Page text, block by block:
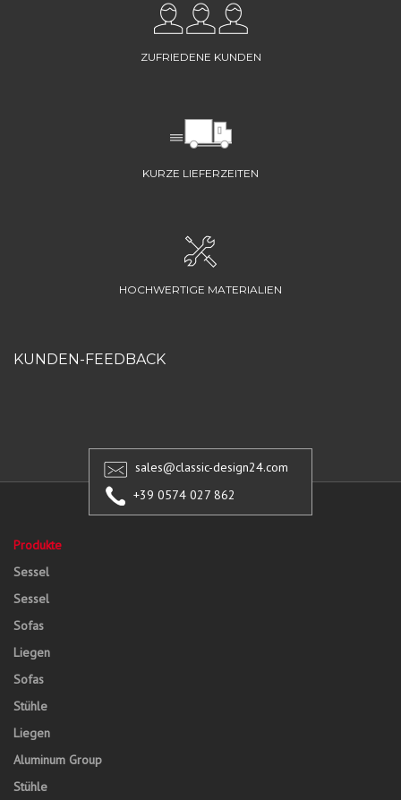
ZUFRIEDENE KUNDEN
KURZE LIEFERZEITEN
HOCHWERTIGE MATERIALIEN
KUNDEN-FEEDBACK
sales@classic-design24.com
+39 0574 027 862
Produkte
Sessel
Sessel
Sofas
Liegen
Sofas
Stühle
Liegen
Aluminum Group
Stühle